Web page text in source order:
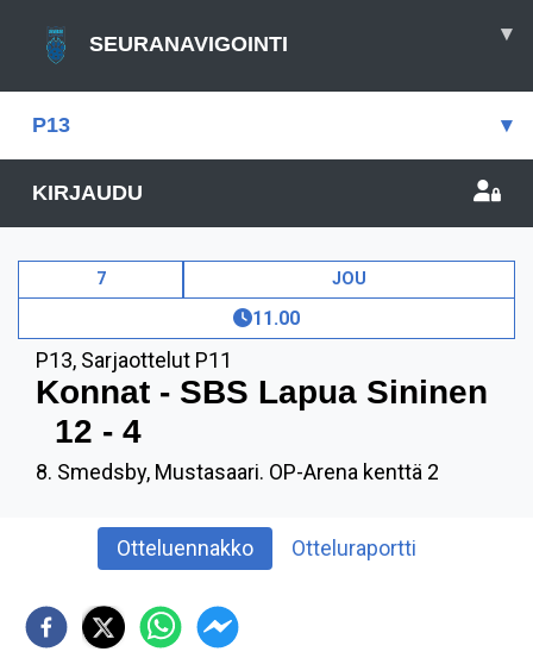
SEURANAVIGOINTI ▾
P13 ▾
KIRJAUDU
7 JOU
11.00
P13, Sarjaottelut P11
Konnat - SBS Lapua Sininen
12 - 4
8. Smedsby, Mustasaari. OP-Arena kenttä 2
Otteluennakko Otteluraportti